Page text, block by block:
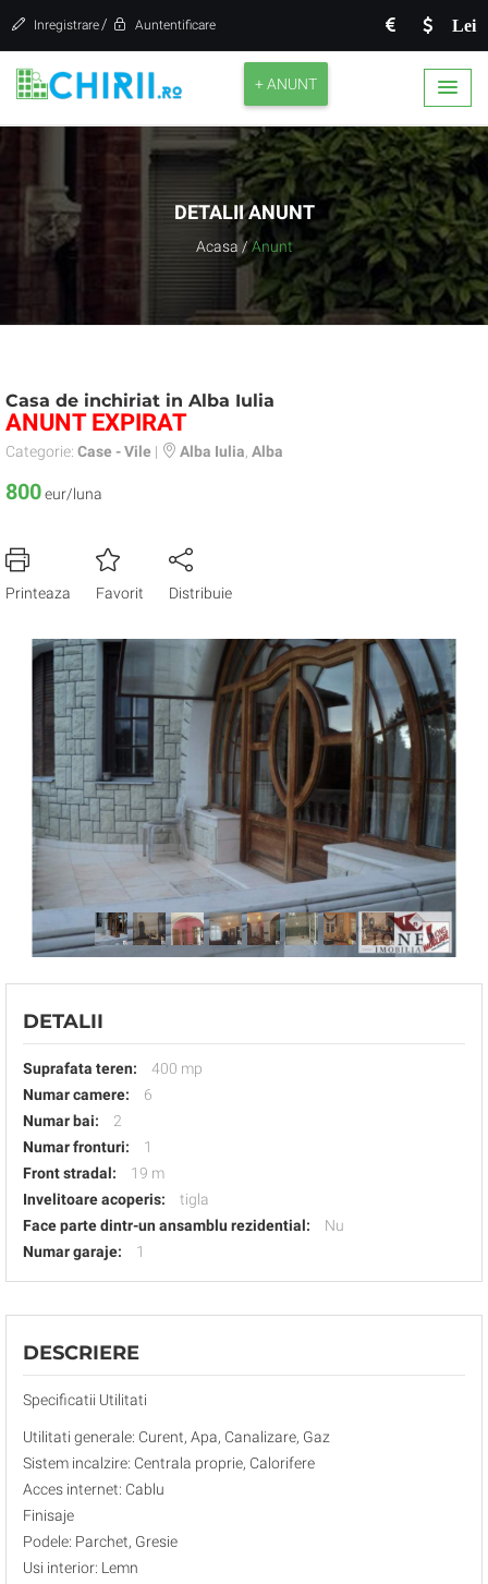
Lei
Inregistrare / Auntentificare
+ ANUNT
DETALII ANUNT
Acasa / Anunt
Casa de inchiriat in Alba Iulia
ANUNT EXPIRAT
Categorie: Case - Vile | Alba Iulia Alba
800eur/luna
Printeaza Favorit Distribuie
DETALII
Suprafata teren:
400 mp
Numar camere:
6
Numar bai:
2
Numar fronturi:
1
Front stradal:
19 m
Invelitoare acoperis:
tigla
Face parte dintr-un ansamblu rezidential:
Nu
Numar garaje:
1
DESCRIERE
Specificatii Utilitati
Utilitati generale: Curent, Apa, Canalizare, Gaz
Sistem incalzire: Centrala proprie, Calorifere
Acces internet: Cablu
Finisaje
Podele: Parchet, Gresie
Usi interior: Lemn